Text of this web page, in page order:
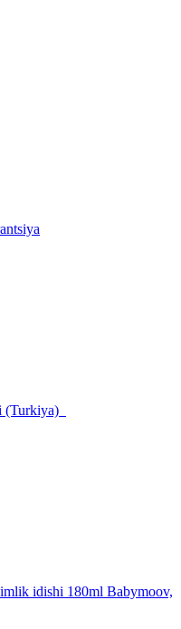
(Turkiya)
idishi 180ml Babymoov,